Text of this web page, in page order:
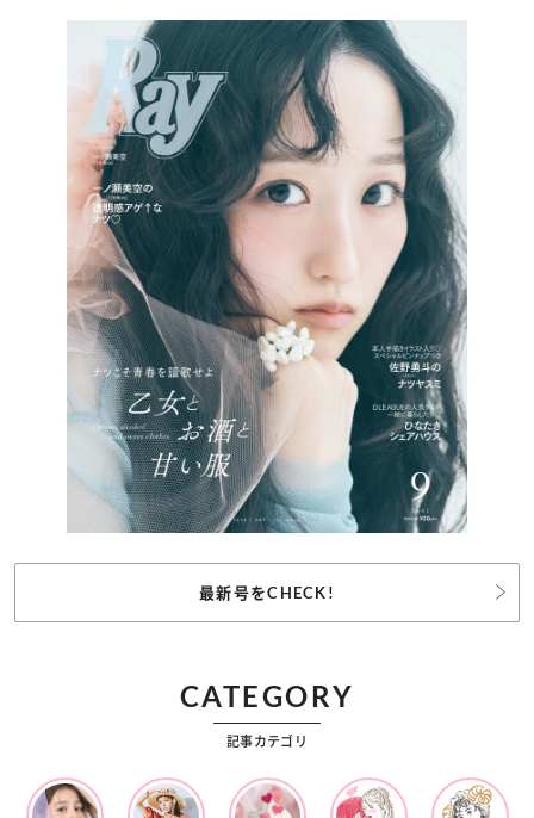
最新号をCHECK!
CATEGORY
記事カテゴリ